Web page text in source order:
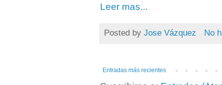
Leer mas...
Posted by Jose Vázquez No
Entradas más recientes